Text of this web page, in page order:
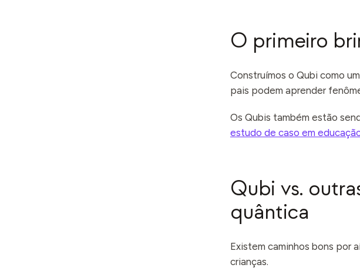
O primeiro
Construímos o Qubi como
pais podem aprender
Os Qubis também estão
estudo de caso em
Qubi vs.
quântica
Existem caminhos bons por
crianças.